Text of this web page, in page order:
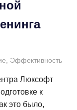
Эффективность
Люксофт
к
это было,